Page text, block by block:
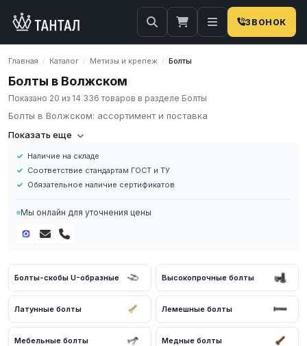
ЗВОНОК
Главная / Каталог / Метизы и крепеж / Болты
Болты в Волжском
Показано 20 из 14 336 товаров в разделе Болты
Болты в Волжском: ассортимент и поставка
Болты
нарезанной резьбой. Сверху имеется шляпка, снизу на резьбу
навинчивается гайка. Обычно между шляпкой и гайкой
распределения нагрузки и предохраняют поверхности от
продавливания.
Показать еще
Наличие на складе
Соответствие стандартам ГОСТ и ТУ
Обязательное наличие сертификатов
Мы онлайн для уточнения цены
Болты-скобы U-образные Высокопрочные болты
Латунные болты Лемешные болты
Мебельные болты Медные болты